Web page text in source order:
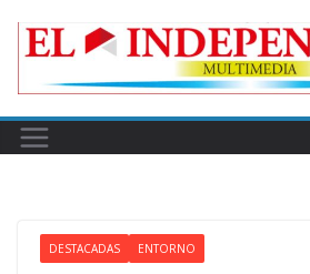
DESTACADAS ENTORNO